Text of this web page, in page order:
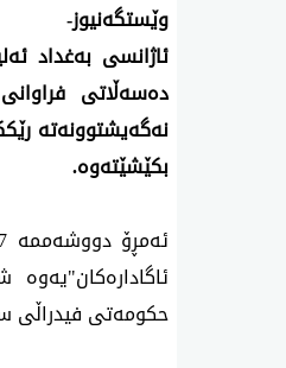
وێستگه‌نیوز-
ئاژانسی‌ به‌غداد
ده‌سه‌ڵاتی‌
نه‌گه‌یشتوونه‌ته‌
بكێشێته‌وه‌.
حكومه‌تی فیدراڵی